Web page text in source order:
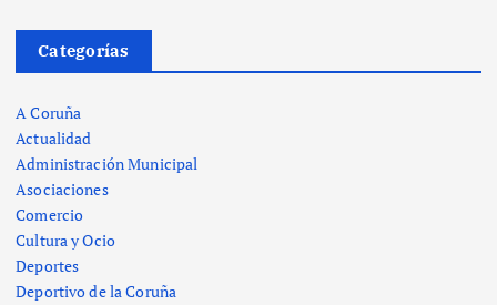
Categorías
A Coruña
Actualidad
Administración Municipal
Asociaciones
Comercio
Cultura y Ocio
Deportes
Deportivo de la Coruña